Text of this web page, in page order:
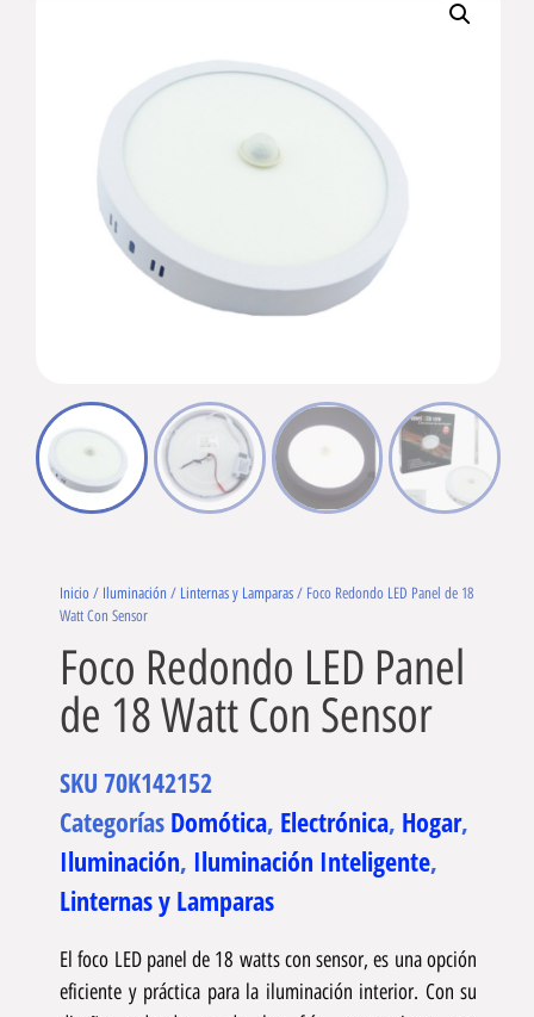
Inicio / Iluminación / Linternas y Lamparas / Foco Redondo LED Panel de 18
Watt Con Sensor
Foco Redondo LED Panel
de 18 Watt Con Sensor
SKU 70K142152
Categorías Domótica, Electrónica, Hogar,
Iluminación, Iluminación Inteligente,
Linternas y Lamparas
El foco LED panel de 18 watts con sensor, es una opción
eficiente y práctica para la iluminación interior. Con su